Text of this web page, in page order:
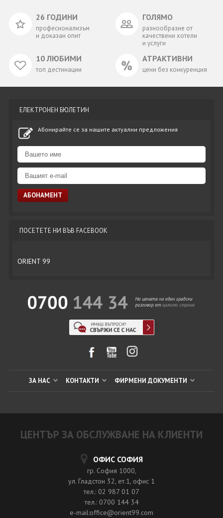
26 ГОДИНИ
професионализъм
и доказан опит
ГОЛЯМО
разнообразие от
качествени хотели
и услуги
10 ЛЮБИМИ
топ дестинации
АТРАКТИВНИ
цени без конкуренция
ЕЛЕКТРОНЕН БЮЛЕТИН
Абонирайте се за нашите актуални предложения
ПОСЕТЕТЕ НИ ВЪВ FACEBOOK
ORIENT 99
ЗА НАС КОНТАКТИ ФИРМЕНИ ДОКУМЕНТИ
ЦЕНТЪР ЗА ОБСЛУЖВАНЕ НА КЛИЕНТИ
ОФИС СОФИЯ
гр. София 1000,
ул. Гладстон 32, ет.1, офис 1
тел.: 02 987 01 07
тел.: 0700 144 34
e-mail:office@orient99.com